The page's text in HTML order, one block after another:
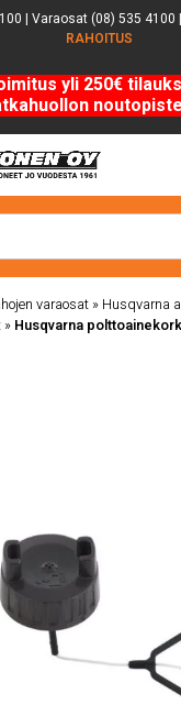
| Varaosat (08) 535 4100
RAHOITUS
yli 250€
varaosat » Husqvarna
» Husqvarna